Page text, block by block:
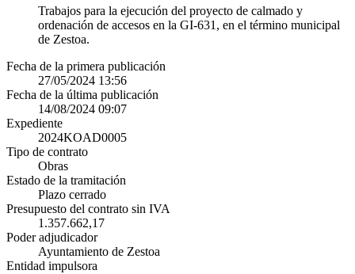
Trabajos para la ejecución del proyecto de calmado y
ordenación de accesos en la GI-631, en el término municipal
de Zestoa.
Fecha de la primera publicación
27/05/2024 13:56
Fecha de la última publicación
14/08/2024 09:07
Expediente
2024KOAD0005
Tipo de contrato
Obras
Estado de la tramitación
Plazo cerrado
Presupuesto del contrato sin IVA
1.357.662,17
Poder adjudicador
Ayuntamiento de Zestoa
Entidad impulsora